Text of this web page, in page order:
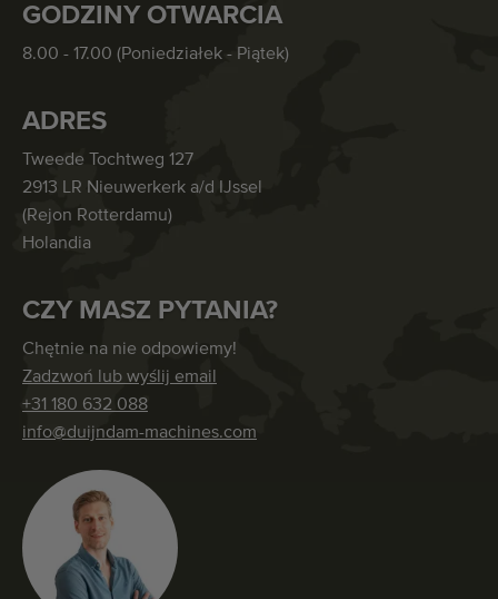
GODZINY OTWARCIA
8.00 - 17.00 (Poniedziałek - Piątek)
ADRES
Tweede Tochtweg 127
2913 LR Nieuwerkerk a/d IJssel
(Rejon Rotterdamu)
Holandia
CZY MASZ PYTANIA?
Chętnie na nie odpowiemy!
Zadzwoń lub wyślij email
+31 180 632 088
info@duijndam-machines.com